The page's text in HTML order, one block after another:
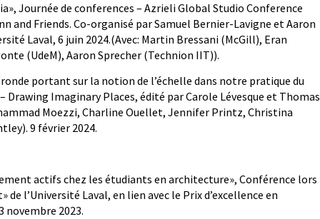
Journée de conferences – Azrieli Global Studio Conference
and Friends. Co-organisé par Samuel Bernier-Lavigne et Aaron
Laval, 6 juin 2024.(Avec: Martin Bressani (McGill), Eran
(UdeM), Aaron Sprecher (Technion IIT)).
portant sur la notion de l’échelle dans notre pratique du
Drawing Imaginary Places, édité par Carole Lévesque et Thomas
Moezzi, Charline Ouellet, Jennifer Printz, Christina
9 février 2024.
actifs chez les étudiants en architecture», Conférence lors
l’Université Laval, en lien avec le Prix d’excellence en
novembre 2023.